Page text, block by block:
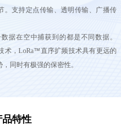
。支持定点传输、透明传输、广播传
据在空中捕获到的都是不同数据。
术，LoRa™直序扩频技术具有更远的
同时有极强的保密性。
品特性